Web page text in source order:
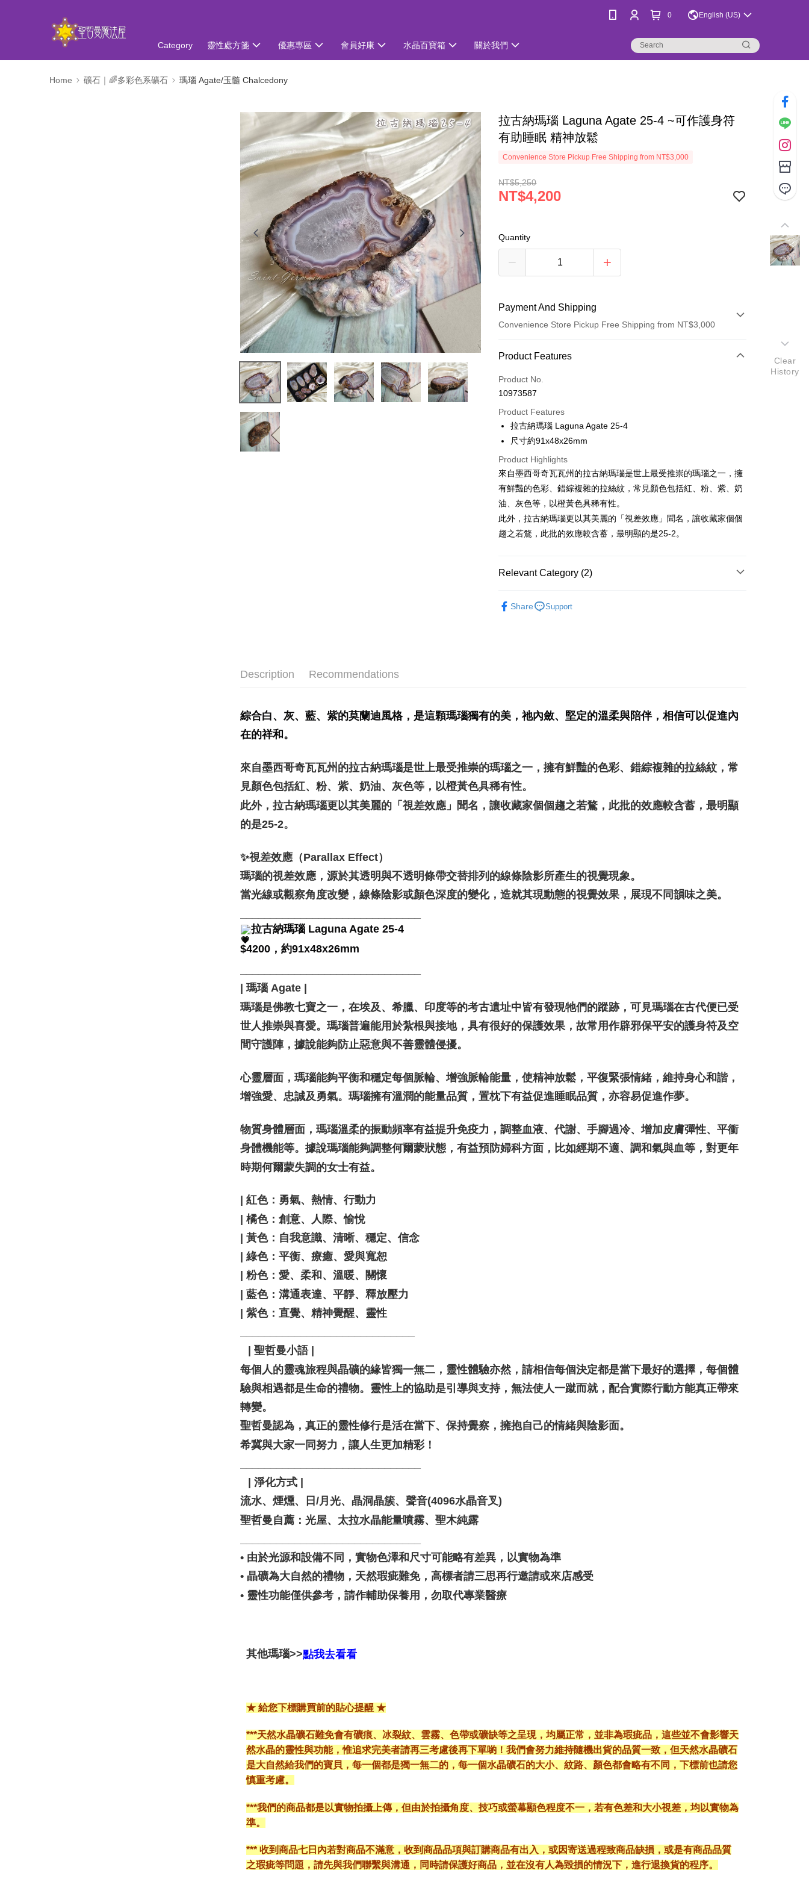
0 English (US)
Category 靈性處方箋 優惠專區 會員好康 水晶百寶箱 關於我們
Home 礦石｜🌈多彩色系礦石 瑪瑙 Agate/玉髓 Chalcedony
拉古納瑪瑙 Laguna Agate 25-4 ~可作護身符
有助睡眠 精神放鬆
Convenience Store Pickup Free Shipping from NT$3,000
NT$5,250
NT$4,200
Quantity
Payment And Shipping
Convenience Store Pickup Free Shipping from NT$3,000
Payment Method
Credit Card (Full Payment)
Convenience Store Pickup and Pay
LINE Pay
Apple Pay
JKOPAY
Easy Wallet
ATM Transfer
全家取貨付款
7-11取貨付款
付款後門市自取
Product Features
Product No.
10973587
Product Features
拉古納瑪瑙 Laguna Agate 25-4
尺寸約91x48x26mm
Product Highlights
來自墨西哥奇瓦瓦州的拉古納瑪瑙是世上最受推崇的瑪瑙之一，擁
有鮮豔的色彩、錯綜複雜的拉絲紋，常見顏色包括紅、粉、紫、奶
油、灰色等，以橙黃色具稀有性。
此外，拉古納瑪瑙更以其美麗的「視差效應」聞名，讓收藏家個個
趨之若鶩，此批的效應較含蓄，最明顯的是25-2。
Relevant Category (2)
Share Support
Description Recommendations
綜合白、灰、藍、紫的莫蘭迪風格，是這顆瑪瑙獨有的美，祂內斂、堅定的溫柔與陪伴，相信可以促進內
在的祥和。
來自墨西哥奇瓦瓦州的拉古納瑪瑙是世上最受推崇的瑪瑙之一，擁有鮮豔的色彩、錯綜複雜的拉絲紋，常
見顏色包括紅、粉、紫、奶油、灰色等，以橙黃色具稀有性。
此外，拉古納瑪瑙更以其美麗的「視差效應」聞名，讓收藏家個個趨之若鶩，此批的效應較含蓄，最明顯
的是25-2。
✨視差效應（Parallax Effect）
瑪瑙的視差效應，源於其透明與不透明條帶交替排列的線條陰影所產生的視覺現象。
當光線或觀察角度改變，線條陰影或顏色深度的變化，造就其現動態的視覺效果，展現不同韻味之美。
拉古納瑪瑙 Laguna Agate 25-4
$4200，約91x48x26mm
| 瑪瑙 Agate |
瑪瑙是佛教七寶之一，在埃及、希臘、印度等的考古遺址中皆有發現牠們的蹤跡，可見瑪瑙在古代便已受
世人推崇與喜愛。瑪瑙普遍能用於紮根與接地，具有很好的保護效果，故常用作辟邪保平安的護身符及空
間守護陣，據說能夠防止惡意與不善靈體侵擾。
心靈層面，瑪瑙能夠平衡和穩定每個脈輪、增強脈輪能量，使精神放鬆，平復緊張情緒，維持身心和諧，
增強愛、忠誠及勇氣。瑪瑙擁有溫潤的能量品質，置枕下有益促進睡眠品質，亦容易促進作夢。
物質身體層面，瑪瑙溫柔的振動頻率有益提升免疫力，調整血液、代謝、手腳過冷、增加皮膚彈性、平衝
身體機能等。據說瑪瑙能夠調整何爾蒙狀態，有益預防婦科方面，比如經期不適、調和氣與血等，對更年
時期何爾蒙失調的女士有益。
| 紅色：勇氣、熱情、行動力
| 橘色：創意、人際、愉悅
| 黃色：自我意識、清晰、穩定、信念
| 綠色：平衡、療癒、愛與寬恕
| 粉色：愛、柔和、溫暖、關懷
| 藍色：溝通表達、平靜、釋放壓力
| 紫色：直覺、精神覺醒、靈性
⠀| 聖哲曼小語 |
每個人的靈魂旅程與晶礦的緣皆獨一無二，靈性體驗亦然，請相信每個決定都是當下最好的選擇，每個體
驗與相遇都是生命的禮物。靈性上的協助是引導與支持，無法使人一蹴而就，配合實際行動方能真正帶來
轉變。
聖哲曼認為，真正的靈性修行是活在當下、保持覺察，擁抱自己的情緒與陰影面。
希冀與大家一同努力，讓人生更加精彩！
⠀| 淨化方式 |
流水、煙燻、日/月光、晶洞晶簇、聲音(4096水晶音叉)
聖哲曼自薦：光屋、太拉水晶能量噴霧、聖木純露
• 由於光源和設備不同，實物色澤和尺寸可能略有差異，以實物為準
• 晶礦為大自然的禮物，天然瑕疵難免，高標者請三思再行邀請或來店感受
• 靈性功能僅供參考，請作輔助保養用，勿取代專業醫療
其他瑪瑙>>點我去看看
★ 給您下標購買前的貼心提醒 ★
***天然水晶礦石難免會有礦痕、冰裂紋、雲霧、色帶或礦缺等之呈現，均屬正常，並非為瑕疵品，這些並不會影響天
然水晶的靈性與功能，惟追求完美者請再三考慮後再下單喲！我們會努力維持隨機出貨的品質一致，但天然水晶礦石
是大自然給我們的寶貝，每一個都是獨一無二的，每一個水晶礦石的大小、紋路、顏色都會略有不同，下標前也請您
慎重考慮。
***我們的商品都是以實物拍攝上傳，但由於拍攝角度、技巧或螢幕顯色程度不一，若有色差和大小視差，均以實物為
準。
*** 收到商品七日內若對商品不滿意，收到商品品項與訂購商品有出入，或因寄送過程致商品缺損，或是有商品品質
之瑕疵等問題，請先與我們聯繫與溝通，同時請保護好商品，並在沒有人為毀損的情況下，進行退換貨的程序。
Clear
History